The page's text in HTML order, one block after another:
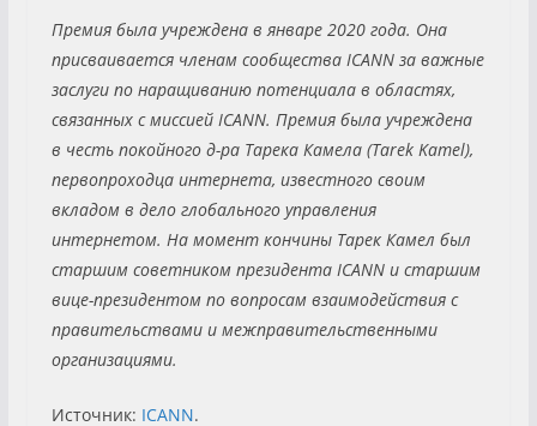
Премия была учреждена в январе 2020 года. Она
присваивается членам сообщества ICANN за важные
заслуги по наращиванию потенциала в областях,
связанных с миссией ICANN. Премия была учреждена
в честь покойного д-ра Тарека Камела (Tarek Kamel),
первопроходца интернета, известного своим
вкладом в дело глобального управления
интернетом. На момент кончины Тарек Камел был
старшим советником президента ICANN и старшим
вице-президентом по вопросам взаимодействия с
правительствами и межправительственными
организациями.
Источник: ICANN.